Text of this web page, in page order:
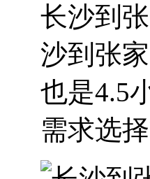
长沙到
沙到张
也是4.5
需求选